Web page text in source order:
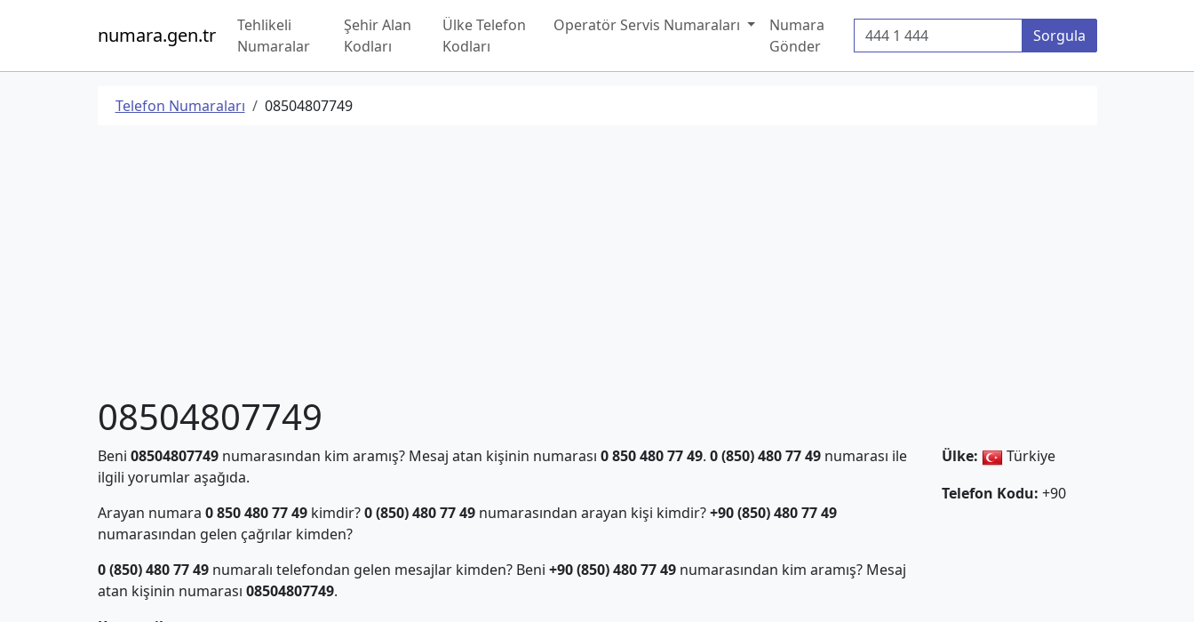
numara.gen.tr
Tehlikeli
Numaralar
Şehir Alan
Kodları
Ülke Telefon
Kodları
Operatör Servis Numaraları
Numara
Gönder
Telefon Numarası Sorgula
Telefon Numaraları 08504807749
08504807749
Beni 08504807749numarasından kim aramış? Mesaj atan kişinin numarası 0 850 480 77 49. 0 (850) 480 77 49numarası ile
ilgili yorumlar aşağıda.
Arayan numara 0 850 480 77 49kimdir?0 (850) 480 77 49numarasından arayan kişi kimdir?+90 (850) 480 77 49
numarasından gelen çağrılar kimden?
0 (850) 480 77 49numaralı telefondan gelen mesajlar kimden? Beni +90 (850) 480 77 49numarasından kim aramış? Mesaj
atan kişinin numarası 08504807749.
Ülke:
Türkiye
Telefon Kodu: +90